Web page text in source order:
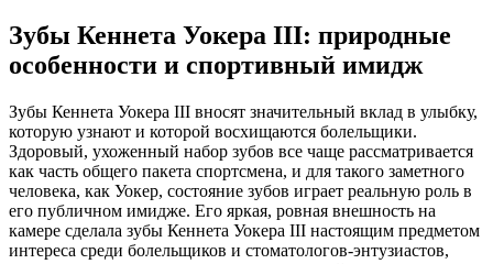
Зубы Кеннета Уокера III: природные
особенности и спортивный имидж
Зубы Кеннета Уокера III вносят значительный вклад в улыбку,
которую узнают и которой восхищаются болельщики.
Здоровый, ухоженный набор зубов все чаще рассматривается
как часть общего пакета спортсмена, и для такого заметного
человека, как Уокер, состояние зубов играет реальную роль в
его публичном имидже. Его яркая, ровная внешность на
камере сделала зубы Кеннета Уокера III настоящим предметом
интереса среди болельщиков и стоматологов-энтузиастов,